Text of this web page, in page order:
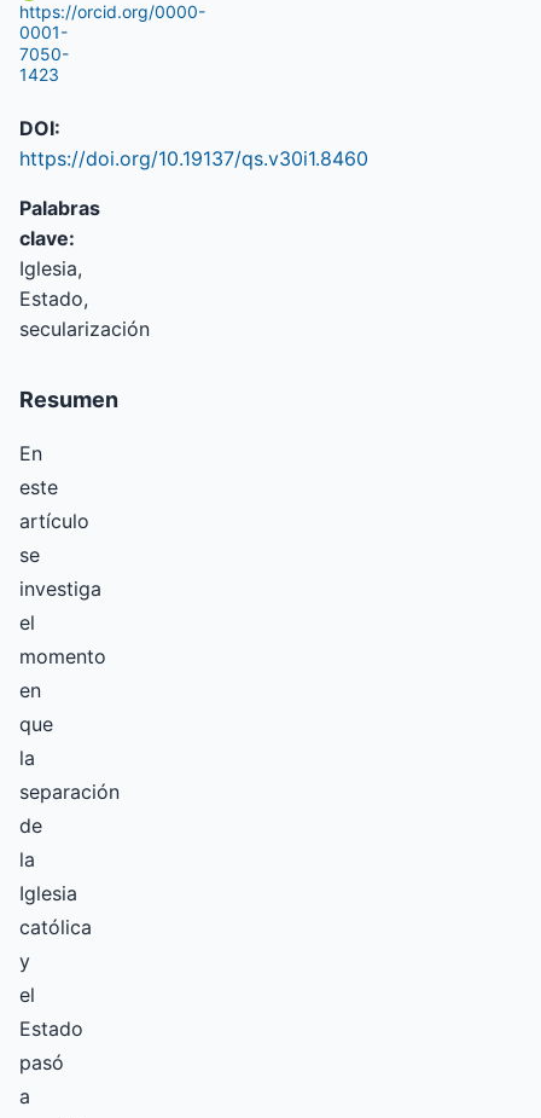
https://orcid.org/0000-
0001-
7050-
1423
DOI:
https://doi.org/10.19137/qs.v30i1.8460
Palabras
clave:
Iglesia,
Estado,
secularización
Resumen
En
este
artículo
se
investiga
el
momento
en
que
la
separación
de
la
Iglesia
católica
y
el
Estado
pasó
a